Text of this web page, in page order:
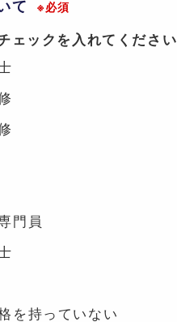
て ※必須
ェックを入れてください
門員
を持っていない